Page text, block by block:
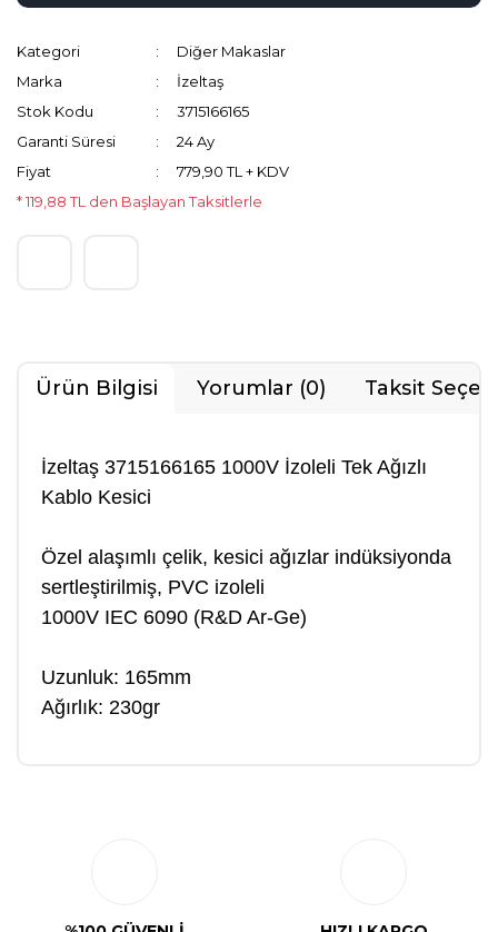
Kategori
Diğer Makaslar
Marka
İzeltaş
Stok Kodu
3715166165
Garanti Süresi
24 Ay
Fiyat
779,90 TL + KDV
* 119,88 TL den Başlayan Taksitlerle
Ürün Bilgisi Yorumlar (0) Taksit
İzeltaş 3715166165 1000V İzoleli Tek Ağızlı
Kablo Kesici
Özel alaşımlı çelik, kesici ağızlar indüksiyonda
sertleştirilmiş, PVC izoleli
1000V IEC 6090 (R&D Ar-Ge)
Uzunluk: 165mm
Ağırlık: 230gr